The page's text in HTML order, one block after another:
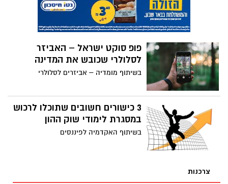
פופ סוקט ישראל – האביזר
לסלולרי שכובש את המדינה
בשיתוף מומדיה – אביזרים לסלולרי
3 כישורים חשובים שתוכלו לרכוש
במסגרת לימודי שוק ההון
בשיתוף האקדמיה לפיננסים
צרכנות